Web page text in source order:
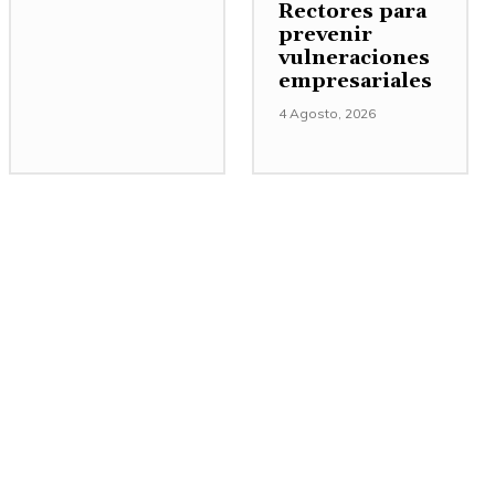
Rectores para
prevenir
vulneraciones
empresariales
4 Agosto, 2026